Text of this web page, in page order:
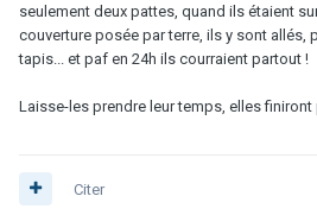
seulement deux pattes, quand ils étaient
couverture posée par terre, ils y sont allés,
tapis... et paf en 24h ils courraient partout !
Laisse-les prendre leur temps, elles finiront
Citer